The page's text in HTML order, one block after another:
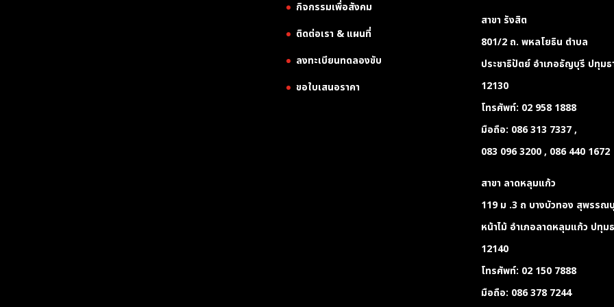
กิจกรรมเพื่อสังคม
ติดต่อเรา & แผนที่
ลงทะเบียนทดลองขับ
ขอใบเสนอราคา
สาขา รังสิต
801/2 ถ. พหลโยธิน ตำบล
ประชาธิปัตย์ อำเภอธัญบุรี ปทุมธ
12130
โทรศัพท์: 02 958
มือถือ: 086 313 7337
083 096 3200 , 086 440 1672
สาขา ลาดหลุมแก้ว
119 ม .3 ถ บางบัวทอง สุพรรณ
หน้าไม้ อำเภอลาดหลุมแก้ว ปทุม
12140
โทรศัพท์: 02 150
มือถือ: 086 378 7244